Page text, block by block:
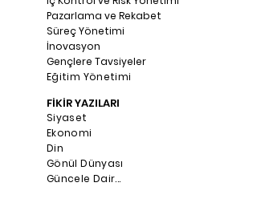
Pazarlama ve Rekabet
Süreç Yönetimi
İnovasyon
Gençlere Tavsiyeler
Eğitim Yönetimi
FİKİR YAZILARI
Siyaset
Ekonomi
Din
Gönül Dünyası
Güncele Dair...